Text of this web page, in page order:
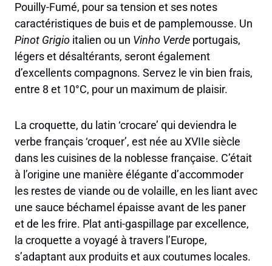
Pouilly-Fumé, pour sa tension et ses notes
caractéristiques de buis et de pamplemousse. Un
Pinot Grigio italien ou un Vinho Verde portugais,
légers et désaltérants, seront également
d’excellents compagnons. Servez le vin bien frais,
entre 8 et 10°C, pour un maximum de plaisir.
La croquette, du latin ‘crocare’ qui deviendra le
verbe français ‘croquer’, est née au XVIIe siècle
dans les cuisines de la noblesse française. C’était
à l’origine une manière élégante d’accommoder
les restes de viande ou de volaille, en les liant avec
une sauce béchamel épaisse avant de les paner
et de les frire. Plat anti-gaspillage par excellence,
la croquette a voyagé à travers l’Europe,
s’adaptant aux produits et aux coutumes locales.